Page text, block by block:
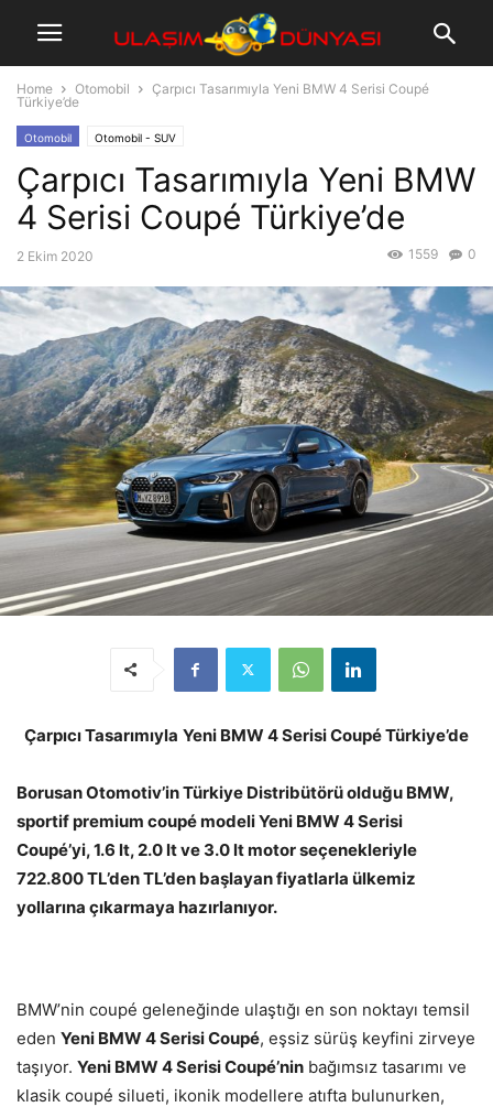
Home Otomobil
Çarpıcı Tasarımıyla Yeni BMW 4 Serisi Coupé
Türkiye’de
Otomobil Otomobil - SUV
Çarpıcı Tasarımıyla Yeni BMW
4 Serisi Coupé Türkiye’de
2 Ekim 2020 0
1559
Çarpıcı Tasarımıyla Yeni BMW 4 Serisi Coupé Türkiye’de
Borusan Otomotiv’in Türkiye Distribütörü olduğu BMW,
sportif premium coupé modeli Yeni BMW 4 Serisi
Coupé’yi, 1.6 lt, 2.0 lt ve 3.0 lt motor seçenekleriyle
722.800 TL’den TL’den başlayan fiyatlarla ülkemiz
yollarına çıkarmaya hazırlanıyor.
BMW’nin coupé geleneğinde ulaştığı en son noktayı temsil
eden Yeni BMW 4 Serisi Coupé, eşsiz sürüş keyfini zirveye
taşıyor. Yeni BMW 4 Serisi Coupé’nin bağımsız tasarımı ve
klasik coupé silueti, ikonik modellere atıfta bulunurken,